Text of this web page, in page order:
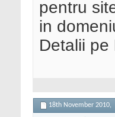
pentru
in
Detalii pe
18th November 2010,